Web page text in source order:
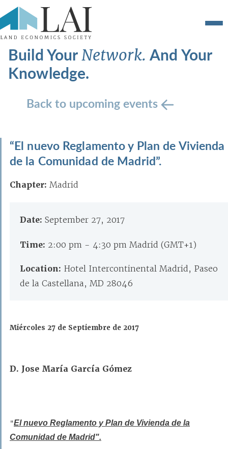
Build YourNetwork.And Your
Knowledge.
Back to upcoming events
“El nuevo Reglamento y Plan de Vivienda
de la Comunidad de Madrid”.
Chapter: Madrid
Date: September 27, 2017
Time: 2:00 pm - 4:30 pm Madrid (GMT+1)
Location: Hotel Intercontinental Madrid, Paseo
de la Castellana, MD 28046
Miércoles 27 de Septiembre de 2017
D. Jose María García Gómez
"El nuevo Reglamento y Plan de Vivienda de la
Comunidad de Madrid".